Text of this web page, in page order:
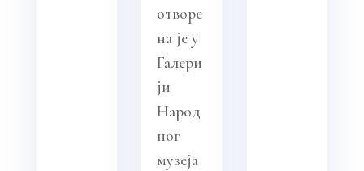
отворе
на је у
Галери
ји
Народ
ног
музеја